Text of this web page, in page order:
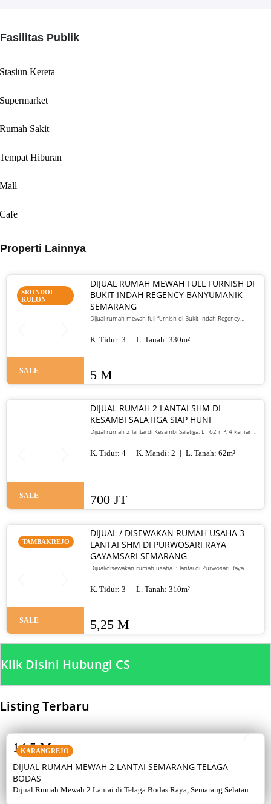
Fasilitas Publik
Stasiun Kereta
Supermarket
Rumah Sakit
Tempat Hiburan
Mall
Cafe
Properti Lainnya
SRONDOL
KULON
SALE
DIJUAL RUMAH MEWAH FULL FURNISH DI
BUKIT INDAH REGENCY BANYUMANIK
SEMARANG
Dijual rumah mewah full furnish di Bukit Indah Regency
premium. Harga 5 M nego
K. Tidur: 3 L. Tanah: 330m²
5 M
SALE
DIJUAL RUMAH 2 LANTAI SHM DI
KESAMBI SALATIGA SIAP HUNI
Dijual rumah 2 lantai di Kesambi Salatiga. LT 62 m², 4 kamar
K. Tidur: 4 K. Mandi: 2 L. Tanah: 62m²
700 JT
TAMBAKREJO
SALE
DIJUAL / DISEWAKAN RUMAH USAHA 3
LANTAI SHM DI PURWOSARI RAYA
GAYAMSARI SEMARANG
Dijual/disewakan rumah usaha 3 lantai di Purwosari Raya
utama. Jual 5,25 M / sewa 135 juta per tahun.
K. Tidur: 3 L. Tanah: 310m²
5,25 M
Klik Disini Hubungi CS
Listing Terbaru
KARANGREJO
DIJUAL RUMAH MEWAH 2 LANTAI SEMARANG TELAGA
BODAS
Dijual Rumah Mewah 2 Lantai di Telaga Bodas Raya, Semarang Selatan –
14,5 M